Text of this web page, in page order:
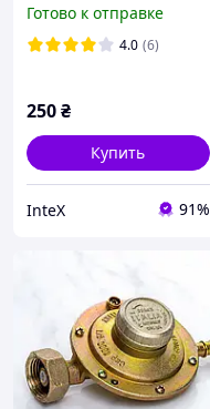
Готово к отправке
4.0 (6)
250₴
Купить
InteX 91%